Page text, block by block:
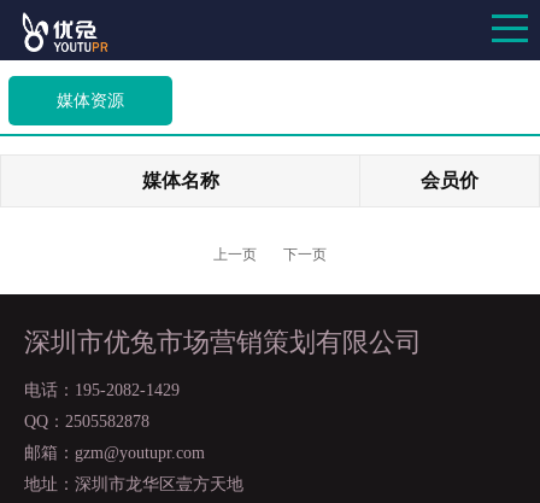
媒体资源
媒体名称 会员价
上一页 下一页
深圳市优兔市场营销策划有限公司
电话：195-2082-1429
QQ：2505582878
邮箱：gzm@youtupr.com
地址：深圳市龙华区壹方天地